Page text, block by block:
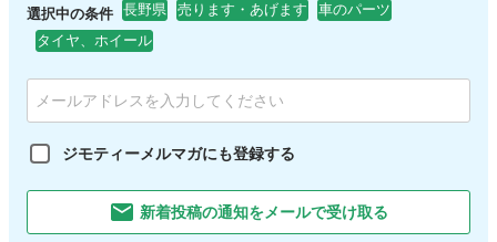
選択中の条件 長野県 売ります・あげます
車のパーツ
タイヤ、ホイール
ジモティーメルマガにも登録する
新着投稿の通知をメールで受け取る